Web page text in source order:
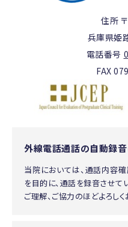
住所
兵庫県姫
電話番号
FAX
外線電話通話の自動録音
当院においては、通話内容
を目的に、通話を録音させて
ご理解、ご協力のほどよろしく